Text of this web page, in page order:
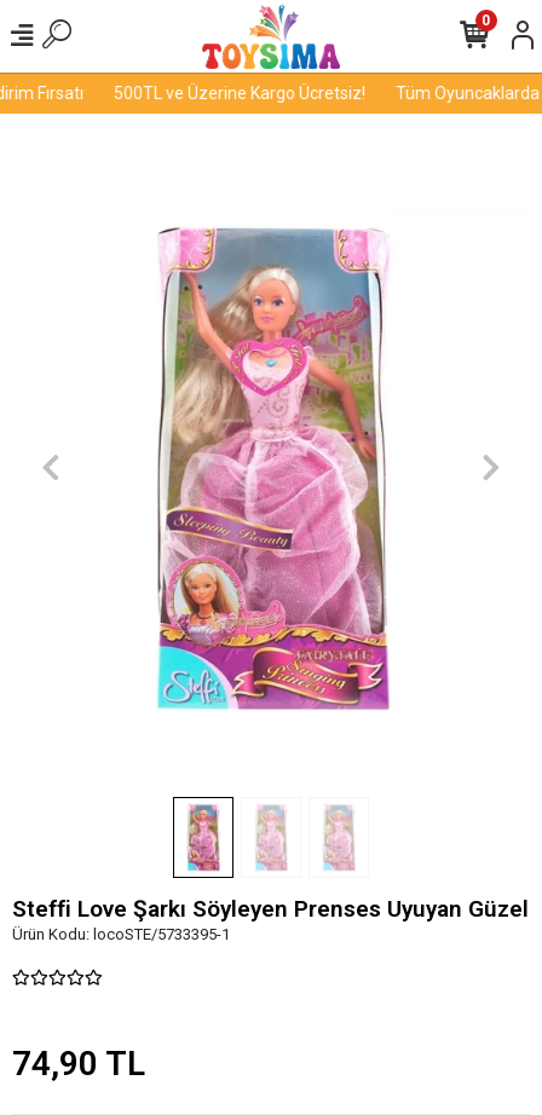
Fırsatı 500TL ve Üzerine Kargo Ücretsiz! Tüm Oyuncaklarda
0
Steffi Love Şarkı Söyleyen Prenses Uyuyan Güzel
Ürün Kodu: locoSTE/5733395-1
74,90 TL